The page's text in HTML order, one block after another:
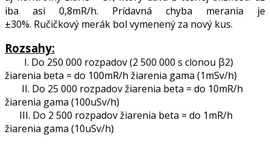
iba asi 0,8mR/h. Prídavná chyba merania je
±30%. Ručičkový merák bol vymenený za nový kus.
Rozsahy:
I. Do 250 000 rozpadov (2 500 000 s clonou β2)
žiarenia beta = do 100mR/h žiarenia gama (1mSv/h)
II. Do 25 000 rozpadov žiarenia beta = do 10mR/h
žiarenia gama (100uSv/h)
III. Do 2 500 rozpadov žiarenia beta = do 1mR/h
žiarenia gama (10uSv/h)